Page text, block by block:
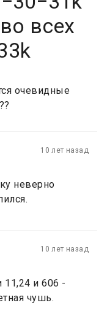
всех
очевидные
10 лет назад
неверно
10 лет назад
11,24 и 606 -
чушь.